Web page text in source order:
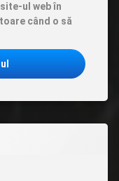
ul web în
când o să